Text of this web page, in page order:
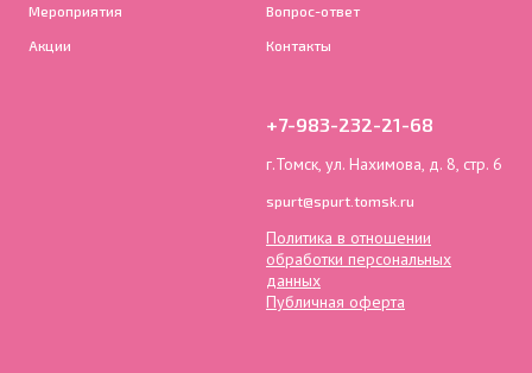
Мероприятия
Акции
Вопрос-ответ
Контакты
+7-983-232-21-68
г.Томск, ул. Нахимова, д. 8, стр. 6
spurt@spurt.tomsk.ru
Политика в отношении
обработки персональных
данных
Публичная оферта